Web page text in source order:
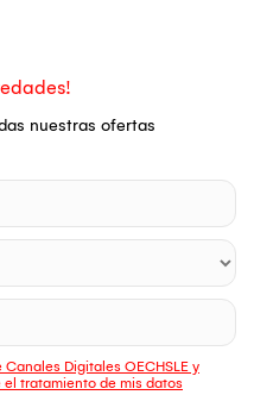
nuestras ofertas
Digitales OECHSLE y
tratamiento de mis datos